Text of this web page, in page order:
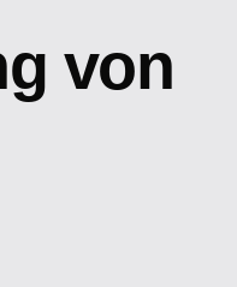
von